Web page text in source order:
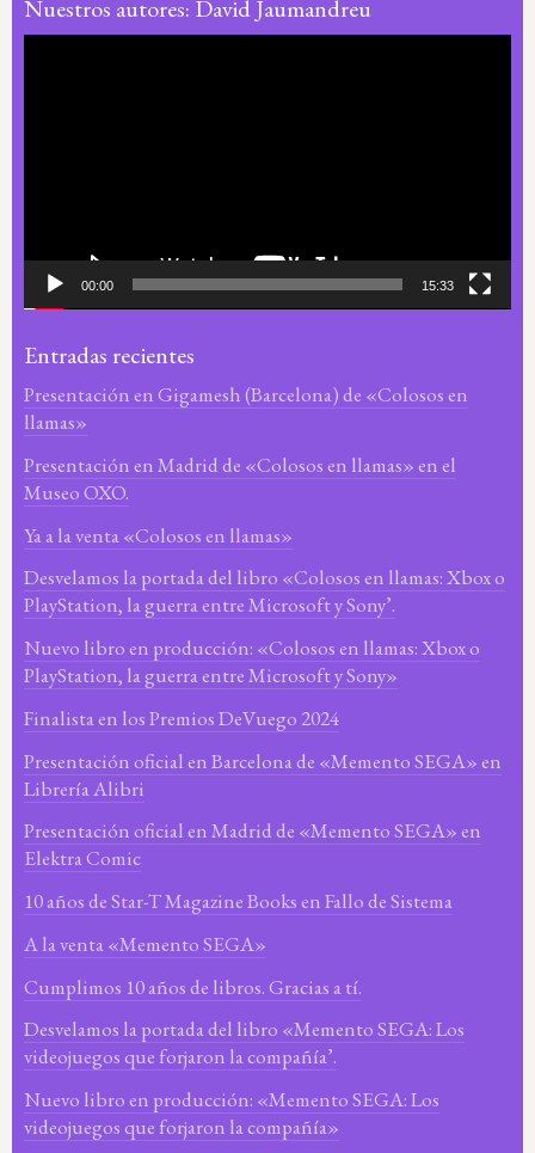
Nuestros autores: David Jaumandreu
00:00 15:33
Entradas recientes
Presentación en Gigamesh (Barcelona) de «Colosos en
llamas»
Presentación en Madrid de «Colosos en llamas» en el
Museo OXO.
Ya a la venta «Colosos en llamas»
Desvelamos la portada del libro «Colosos en llamas: Xbox o
PlayStation, la guerra entre Microsoft y Sony’.
Nuevo libro en producción: «Colosos en llamas: Xbox o
PlayStation, la guerra entre Microsoft y Sony»
Finalista en los Premios DeVuego 2024
Presentación oficial en Barcelona de «Memento SEGA» en
Librería Alibri
Presentación oficial en Madrid de «Memento SEGA» en
Elektra Comic
10 años de Star-T Magazine Books en Fallo de Sistema
A la venta «Memento SEGA»
Cumplimos 10 años de libros. Gracias a tí.
Desvelamos la portada del libro «Memento SEGA: Los
videojuegos que forjaron la compañía’.
Nuevo libro en producción: «Memento SEGA: Los
videojuegos que forjaron la compañía»